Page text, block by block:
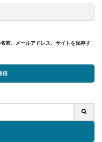
前、メールアドレス、サイトを保存す